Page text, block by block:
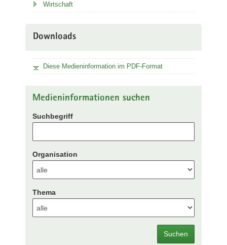
Wirtschaft
Downloads
Diese Medieninformation im PDF-Format
Medieninformationen suchen
Suchbegriff
Organisation
Thema
Suchen